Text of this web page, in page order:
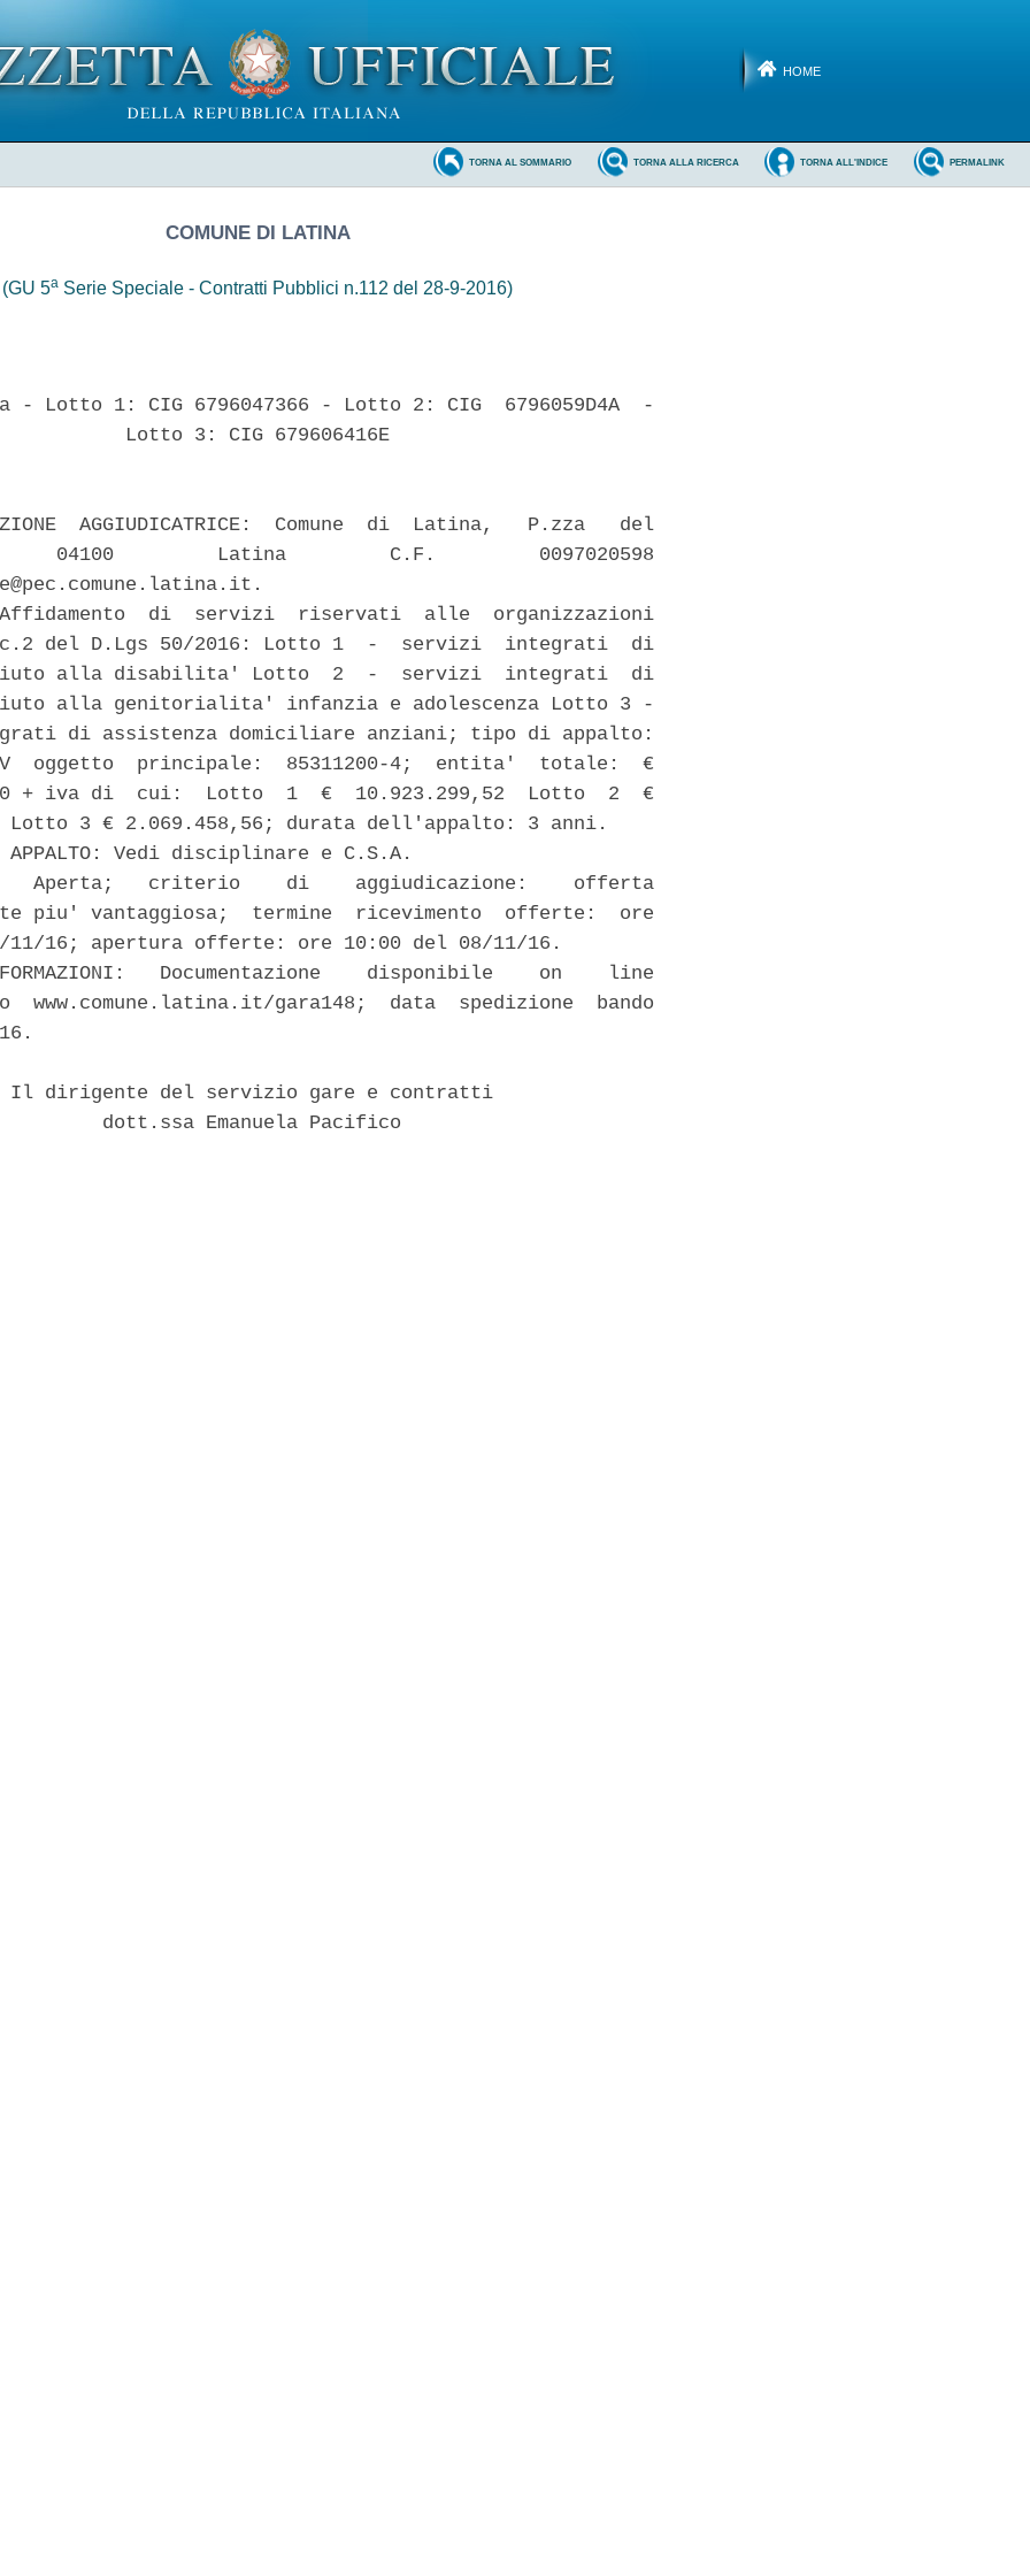
HOME
PERMALINK
TORNA ALL'INDICE
TORNA ALLA RICERCA
TORNA AL SOMMARIO
COMUNE DI LATINA
(GU 5a Serie Speciale - Contratti Pubblici n.112 del 28-9-2016)
- Lotto 1: CIG 6796047366 - Lotto 2: CIG  6796059D4A  -
Lotto 3: CIG 679606416E
AGGIUDICATRICE:  Comune  di  Latina,   P.zza   del
04100         Latina         C.F.         0097020598
di  servizi  riservati  alle  organizzazioni
del D.Lgs 50/2016: Lotto 1  -  servizi  integrati  di
aiuto alla disabilita' Lotto  2  -  servizi  integrati  di
alla genitorialita' infanzia e adolescenza Lotto 3 -
di assistenza domiciliare anziani; tipo di appalto:
oggetto  principale:  85311200-4;  entita'  totale:  €
+ iva di  cui:  Lotto  1  €  10.923.299,52  Lotto  2  €
Lotto 3 € 2.069.458,56; durata dell'appalto: 3 anni.
APPALTO: Vedi disciplinare e C.S.A.
Aperta;   criterio    di    aggiudicazione:    offerta
piu' vantaggiosa;  termine  ricevimento  offerte:  ore
11/16; apertura offerte: ore 10:00 del 08/11/16.
Documentazione    disponibile    on    line
gara148;  data  spedizione  bando
Il dirigente del servizio gare e contratti
dott.ssa Emanuela Pacifico